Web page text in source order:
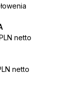
netto
netto